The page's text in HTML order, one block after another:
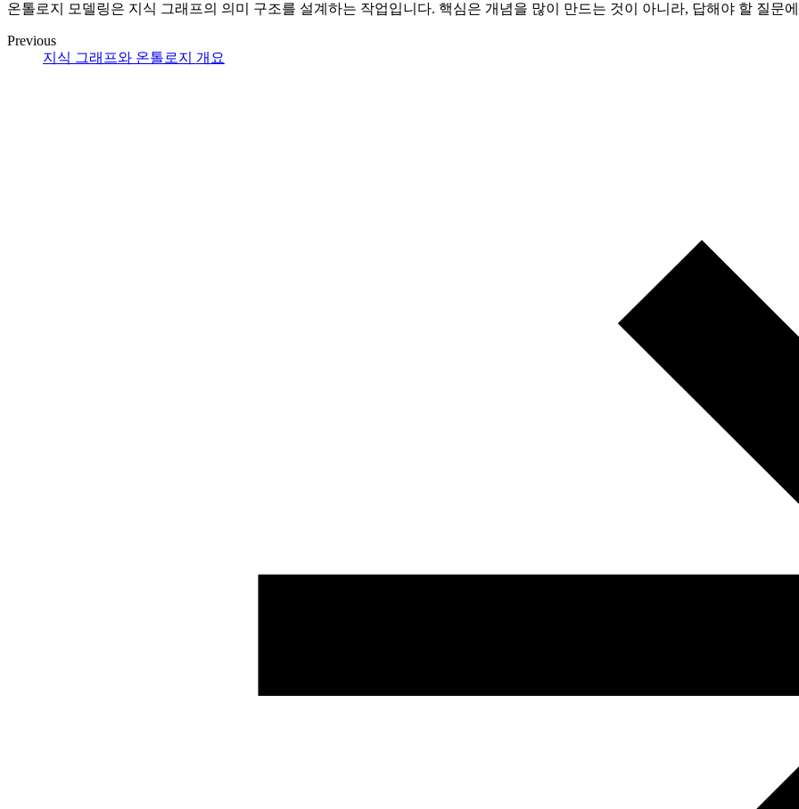
온톨로지 모델링은 지식 그래프의 의미 구조를 설계하는 작업입니다. 핵심은 개념을 많이 만드는 것이 아니라, 답해야 할 질문
Previous
지식 그래프와 온톨로지 개요